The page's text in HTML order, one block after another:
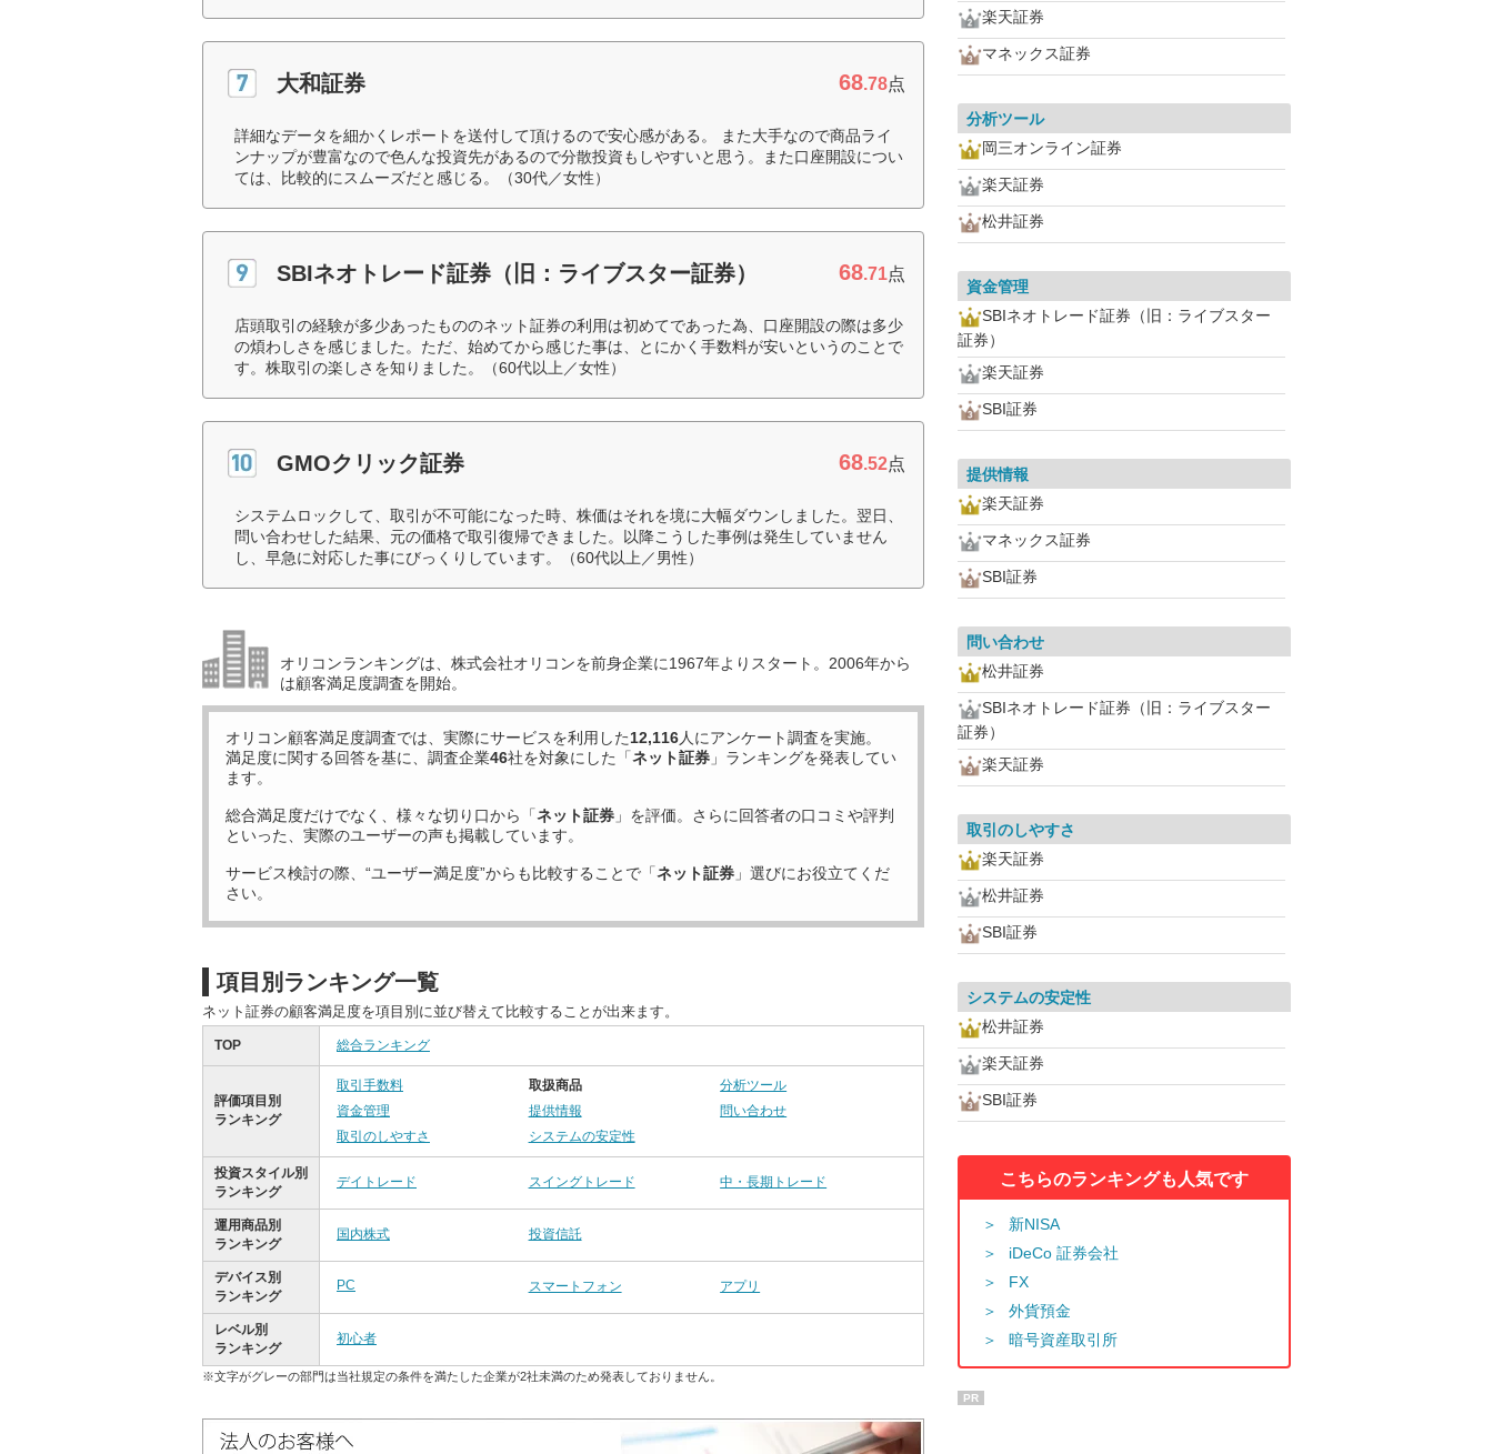
大和証券 68.78点
詳細なデータを細かくレポートを送付して頂けるので安心感がある。 また大手なので商品ライ
ンナップが豊富なので色んな投資先があるので分散投資もしやすいと思う。また口座開設につい
ては、比較的にスムーズだと感じる。（30代／女性）
SBIネオトレード証券（旧：ライブスター証券） 68.71点
店頭取引の経験が多少あったもののネット証券の利用は初めてであった為、口座開設の際は多少
の煩わしさを感じました。ただ、始めてから感じた事は、とにかく手数料が安いというのことで
す。株取引の楽しさを知りました。（60代以上／女性）
GMOクリック証券 68.52点
システムロックして、取引が不可能になった時、株価はそれを境に大幅ダウンしました。翌日、
問い合わせした結果、元の価格で取引復帰できました。以降こうした事例は発生していません
し、早急に対応した事にびっくりしています。（60代以上／男性）
オリコンランキングは、株式会社オリコンを前身企業に1967年よりスタート。2006年から
は顧客満足度調査を開始。
オリコン顧客満足度調査では、実際にサービスを利用した12,116人にアンケート調査を実施。
満足度に関する回答を基に、調査企業46社を対象にした「ネット証券 」ランキングを発表してい
ます。
総合満足度だけでなく、様々な切り口から「ネット証券 」を評価。さらに回答者の口コミや評判
といった、実際のユーザーの声も掲載しています。
サービス検討の際、“ユーザー満足度”からも比較することで「ネット証券 」選びにお役立てくだ
さい。
項目別ランキング一覧
ネット証券の顧客満足度を項目別に並び替えて比較することが出来ます。
TOP 総合ランキング
評価項目別
ランキング
取引手数料 取扱商品
分析ツール
資金管理
提供情報
問い合わせ
取引のしやすさ
システムの安定性
投資スタイル別
ランキング
デイトレード スイングトレード 中・長期トレード
運用商品別
ランキング
国内株式 投資信託
デバイス別
ランキング
PC スマートフォン アプリ
レベル別
ランキング
初心者
※文字がグレーの部門は当社規定の条件を満たした企業が2社未満のため発表しておりません。
楽天証券
マネックス証券
分析ツール
岡三オンライン証券
楽天証券
松井証券
資金管理
SBIネオトレード証券（旧：ライブスター
証券）
楽天証券
SBI証券
提供情報
楽天証券
マネックス証券
SBI証券
問い合わせ
松井証券
SBIネオトレード証券（旧：ライブスター
証券）
楽天証券
取引のしやすさ
楽天証券
松井証券
SBI証券
システムの安定性
松井証券
楽天証券
SBI証券
こちらのランキングも人気です
新NISA
iDeCo 証券会社
FX
外貨預金
暗号資産取引所
PR